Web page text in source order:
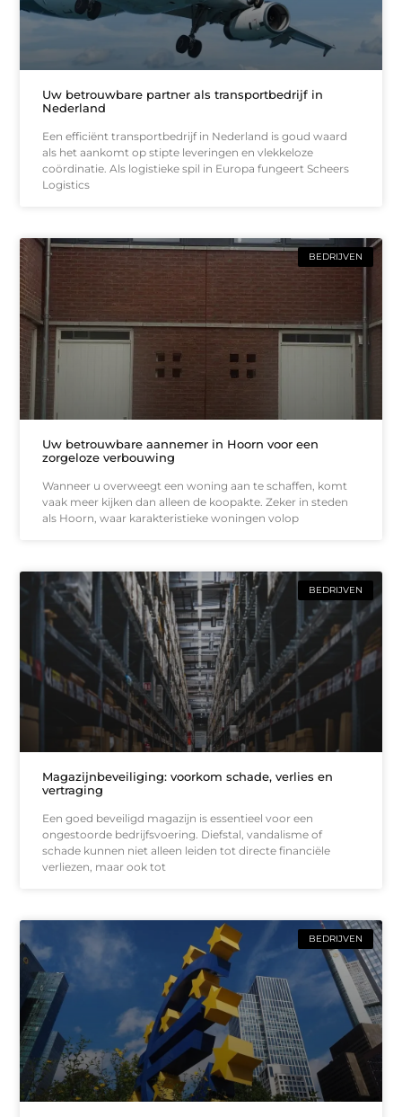
Uw betrouwbare partner als transportbedrijf in
Nederland
Een efficiënt transportbedrijf in Nederland is goud waard
als het aankomt op stipte leveringen en vlekkeloze
coördinatie. Als logistieke spil in Europa fungeert Scheers
Logistics
BEDRIJVEN
Uw betrouwbare aannemer in Hoorn voor een
zorgeloze verbouwing
Wanneer u overweegt een woning aan te schaffen, komt
vaak meer kijken dan alleen de koopakte. Zeker in steden
als Hoorn, waar karakteristieke woningen volop
BEDRIJVEN
Magazijnbeveiliging: voorkom schade, verlies en
vertraging
Een goed beveiligd magazijn is essentieel voor een
ongestoorde bedrijfsvoering. Diefstal, vandalisme of
schade kunnen niet alleen leiden tot directe financiële
verliezen, maar ook tot
BEDRIJVEN